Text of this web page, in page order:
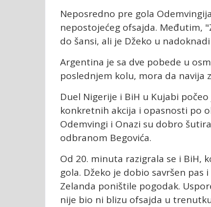
Neposredno pre gola
nepostojećeg ofsajda. Međutim,
do šansi, ali je Džeko u
Argentina je sa dve pobede u
poslednjem kolu, mora da navija
Duel Nigerije i BiH u Kujabi
konkretnih akcija i opasnosti po
Odemvingi i Onazi su dobro
odbranom Begovića.
Od 20. minuta razigrala se i BiH,
gola. Džeko je dobio savršen pas
Zelanda poništile pogodak.
nije bio ni blizu ofsajda u